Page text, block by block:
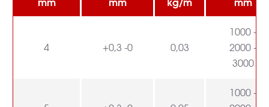
4 +0,3 -0 0,03
1000 -
2000 -
3000
1000 -